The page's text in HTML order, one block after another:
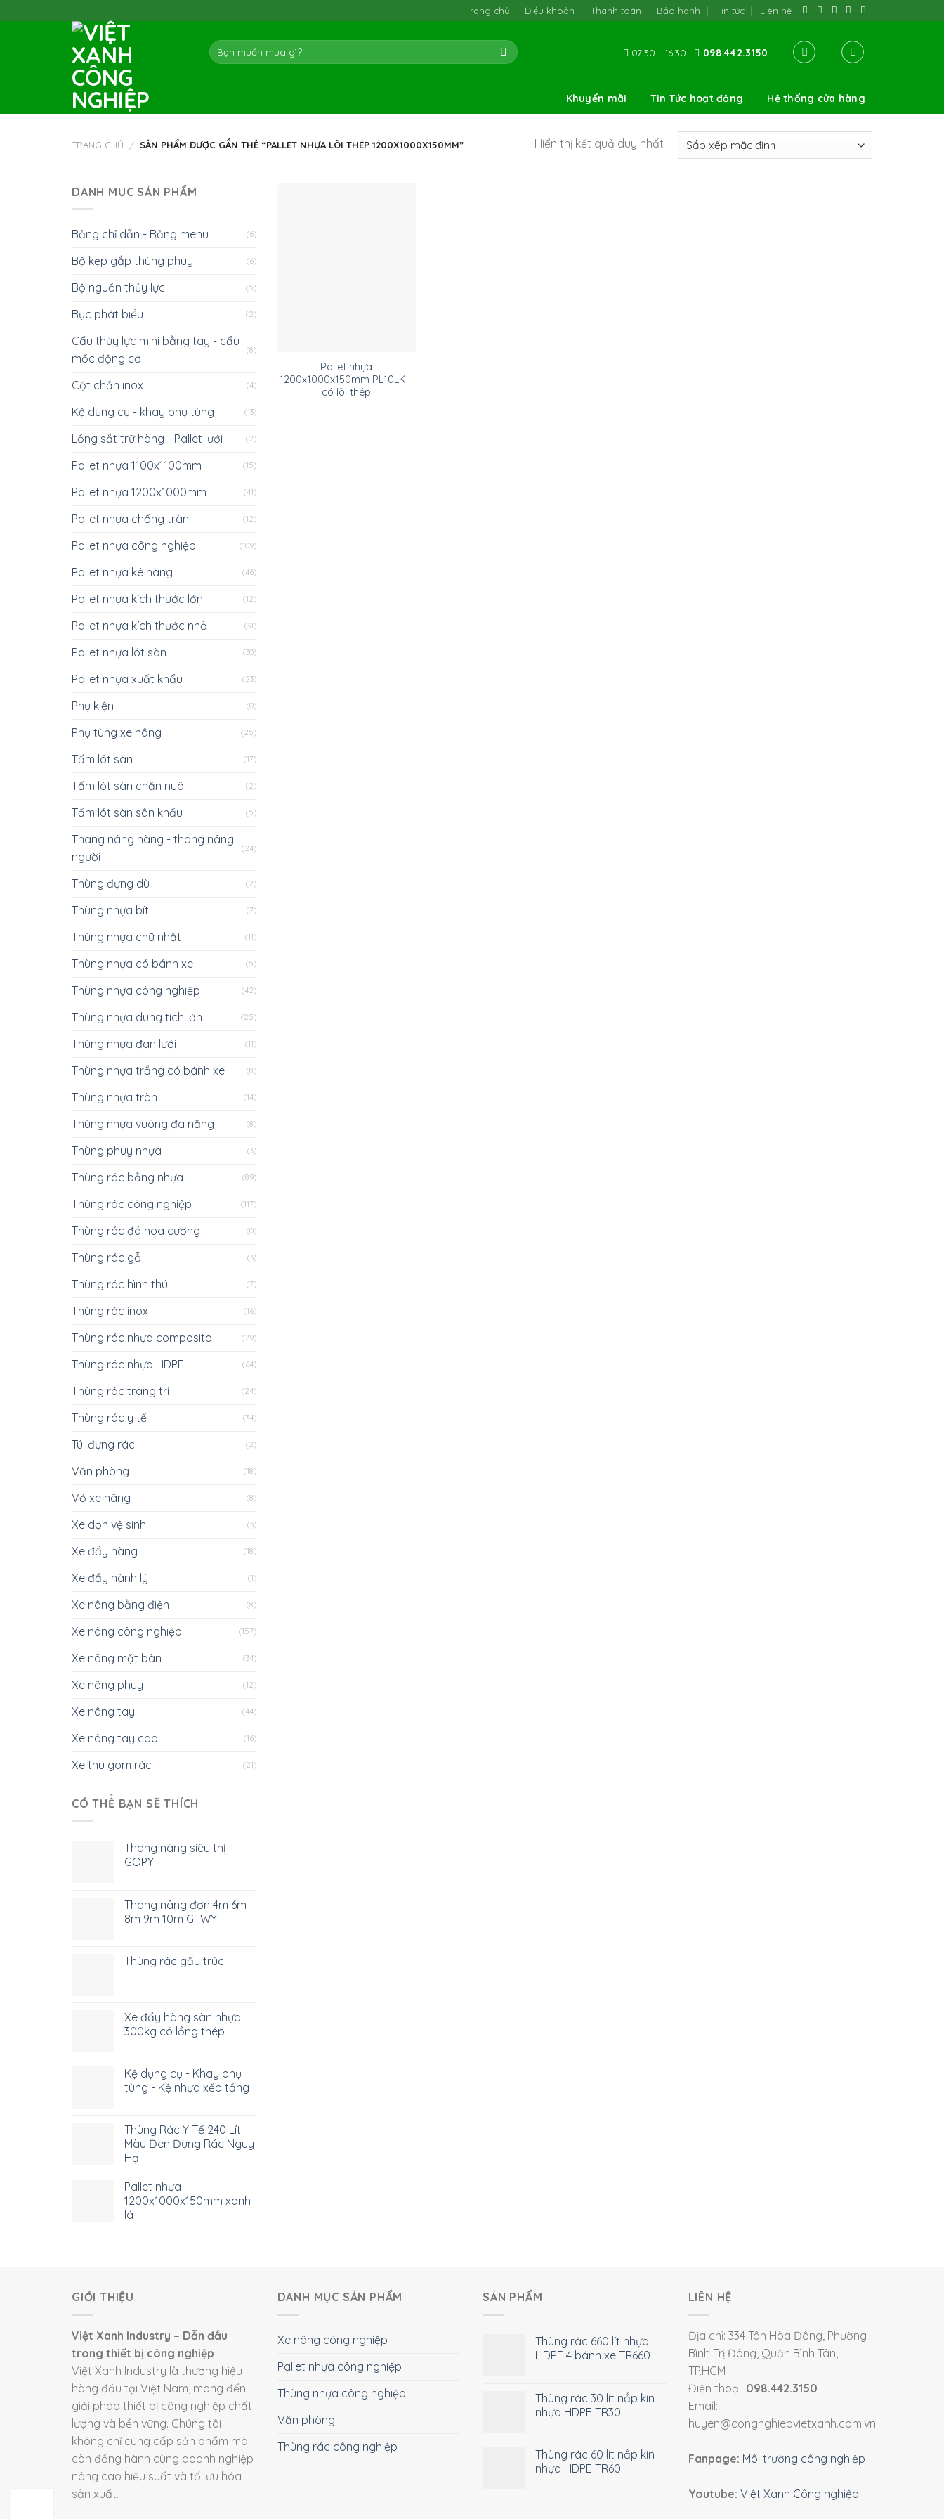
to
Trang chủ Điều khoản Thanh toán Bảo hành Tin tức Liên hệ
Tìm
kiếm:
07:30 - 16:30 | 098.442.3150
Khuyến mãi Tin Tức hoạt động Hệ thống cửa hàng
TRANG CHỦ / SẢN PHẨM ĐƯỢC GẮN THẺ “PALLET NHỰA LÕI THÉP 1200X1000X150MM” Hiển thị kết quả duy nhất
DANH MỤC SẢN PHẨM
Bảng chỉ dẫn - Bảng menu (6)
Bộ kẹp gắp thùng phuy (6)
Bộ nguồn thủy lực (5)
Bục phát biểu (2)
Cẩu thủy lực mini bằng tay - cẩu
mốc động cơ
(8)
Cột chắn inox (4)
Kệ dụng cụ - khay phụ tùng (13)
Lồng sắt trữ hàng - Pallet lưới (2)
Pallet nhựa 1100x1100mm (15)
Pallet nhựa 1200x1000mm (41)
Pallet nhựa chống tràn (12)
Pallet nhựa công nghiệp (109)
Pallet nhựa kê hàng (46)
Pallet nhựa kích thước lớn (12)
Pallet nhựa kích thước nhỏ (31)
Pallet nhựa lót sàn (30)
Pallet nhựa xuất khẩu (23)
Phụ kiện (0)
Phụ tùng xe nâng (25)
Tấm lót sàn (17)
Tấm lót sàn chăn nuôi (2)
Tấm lót sàn sân khấu (5)
Thang nâng hàng - thang nâng
người
(24)
Thùng đựng dù (2)
Thùng nhựa bít (7)
Thùng nhựa chữ nhật (11)
Thùng nhựa có bánh xe (5)
Thùng nhựa công nghiệp (42)
Thùng nhựa dung tích lớn (25)
Thùng nhựa đan lưới (11)
Thùng nhựa trắng có bánh xe (8)
Thùng nhựa tròn (14)
Thùng nhựa vuông đa năng (8)
Thùng phuy nhựa (3)
Thùng rác bằng nhựa (89)
Thùng rác công nghiệp (117)
Thùng rác đá hoa cương (0)
Thùng rác gỗ (3)
Thùng rác hình thú (7)
Thùng rác inox (16)
Thùng rác nhựa composite (29)
Thùng rác nhựa HDPE (64)
Thùng rác trang trí (24)
Thùng rác y tế (34)
Túi đựng rác (2)
Văn phòng (18)
Vỏ xe nâng (8)
Xe dọn vệ sinh (3)
Xe đẩy hàng (18)
Xe đẩy hành lý (1)
Xe nâng bằng điện (8)
Xe nâng công nghiệp (157)
Xe nâng mặt bàn (34)
Xe nâng phuy (12)
Xe nâng tay (44)
Xe nâng tay cao (16)
Xe thu gom rác (21)
CÓ THỂ BẠN SẼ THÍCH
Thang nâng siêu thị
GOPY
Thang nâng đơn 4m 6m
8m 9m 10m GTWY
Thùng rác gấu trúc
Xe đẩy hàng sàn nhựa
300kg có lồng thép
Kệ dụng cụ - Khay phụ
tùng - Kệ nhựa xếp tầng
Thùng Rác Y Tế 240 Lít
Màu Đen Đựng Rác Nguy
Hại
Pallet nhựa
1200x1000x150mm xanh
lá
Pallet nhựa
1200x1000x150mm PL10LK –
có lõi thép
GIỚI THIỆU
Việt Xanh Industry – Dẫn đầu
trong thiết bị công nghiệp
Việt Xanh Industry là thương hiệu
hàng đầu tại Việt Nam, mang đến
giải pháp thiết bị công nghiệp chất
lượng và bền vững. Chúng tôi
không chỉ cung cấp sản phẩm mà
còn đồng hành cùng doanh nghiệp
nâng cao hiệu suất và tối ưu hóa
sản xuất.
DANH MỤC SẢN PHẨM
Xe nâng công nghiệp
Pallet nhựa công nghiệp
Thùng nhựa công nghiệp
Văn phòng
Thùng rác công nghiệp
SẢN PHẨM
Thùng rác 660 lít nhựa
HDPE 4 bánh xe TR660
Thùng rác 30 lít nắp kín
nhựa HDPE TR30
Thùng rác 60 lít nắp kín
nhựa HDPE TR60
LIÊN HỆ
Địa chỉ: 334 Tân Hòa Đông, Phường
Bình Trị Đông, Quận Bình Tân,
TP.HCM
Điện thoại: 098.442.3150
Email:
huyen@congnghiepvietxanh.com.vn
Fanpage: Môi trường công nghiệp
Youtube: Việt Xanh Công nghiệp